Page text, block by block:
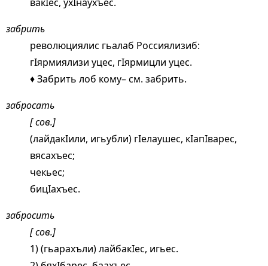
забрить
революциялис гьалаб Россиялизиб:
гIярмиялизи уцес, гIярмицли уцес.
♦ Забрить лоб кому– см. забрить.
забросать
[ сов.]
(лайдакIили, игьубли) гIелаушес, кIапIварес,
вясахъес;
чекьес;
бицIахъес.
забросить
[ сов.]
1) (гьарахъли) лайбакIес, игьес.